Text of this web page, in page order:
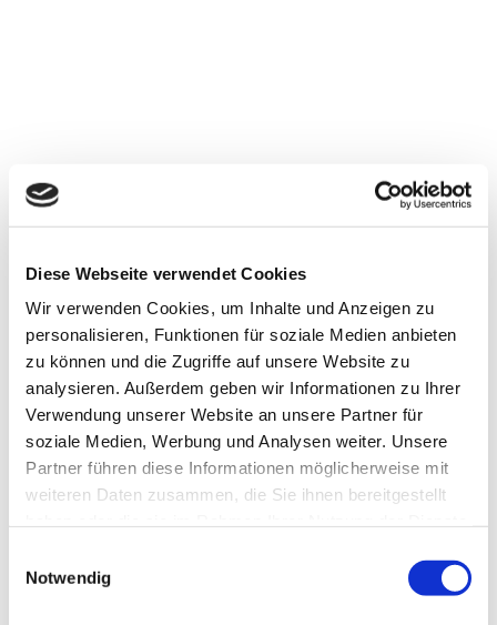
Diese Webseite verwendet Cookies
Wir verwenden Cookies, um Inhalte und Anzeigen zu
personalisieren, Funktionen für soziale Medien anbieten
zu können und die Zugriffe auf unsere Website zu
analysieren. Außerdem geben wir Informationen zu Ihrer
Verwendung unserer Website an unsere Partner für
soziale Medien, Werbung und Analysen weiter. Unsere
Partner führen diese Informationen möglicherweise mit
weiteren Daten zusammen, die Sie ihnen bereitgestellt
Notwendig